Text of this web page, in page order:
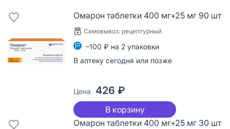
Омарон таблетки 400 мг+25 мг 90 шт
Самовывоз: рецептурный
–100 ₽ на 2 упаковки
В аптеку сегодня или позже
Цена 426 ₽
В корзину
Омарон таблетки 400 мг+25 мг 30 шт